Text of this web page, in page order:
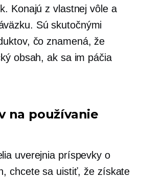
Konajú z vlastnej vôle a
Sú skutočnými
čo znamená, že
obsah, ak sa im páčia
na používanie
uverejnia príspevky o
chcete sa uistiť, že získate